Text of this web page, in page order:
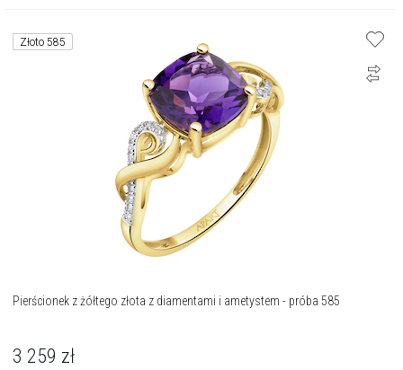
Złoto 585
Pierścionek z żółtego złota z diamentami i ametystem - próba 585
3 259 zł